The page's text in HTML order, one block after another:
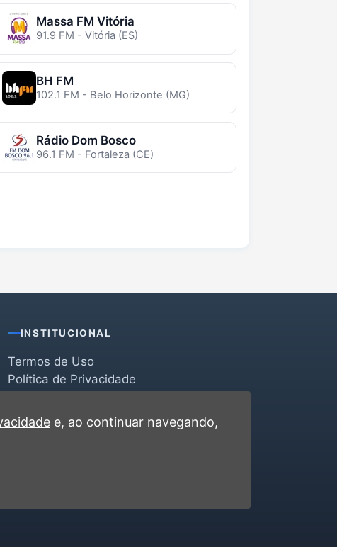
Massa FM Vitória
91.9 FM - Vitória (ES)
BH FM
102.1 FM - Belo Horizonte (MG)
Rádio Dom Bosco
96.1 FM - Fortaleza (CE)
INSTITUCIONAL
Termos de Uso
Política de Privacidade
Contato e, ao continuar navegando,